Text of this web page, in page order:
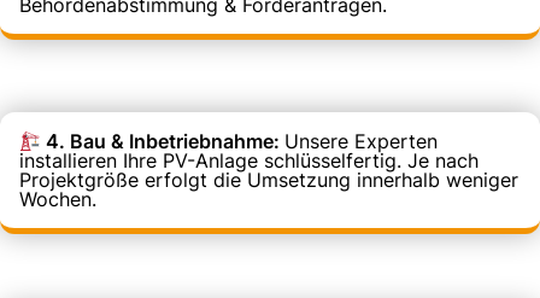
4. Bau & Inbetriebnahme: Unsere Experten
installieren Ihre PV-Anlage schlüsselfertig. Je nach
Projektgröße erfolgt die Umsetzung innerhalb weniger
Wochen.